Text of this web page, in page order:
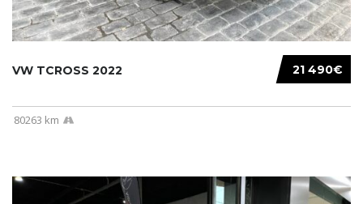
21 490€
VW TCROSS 2022
80263 km